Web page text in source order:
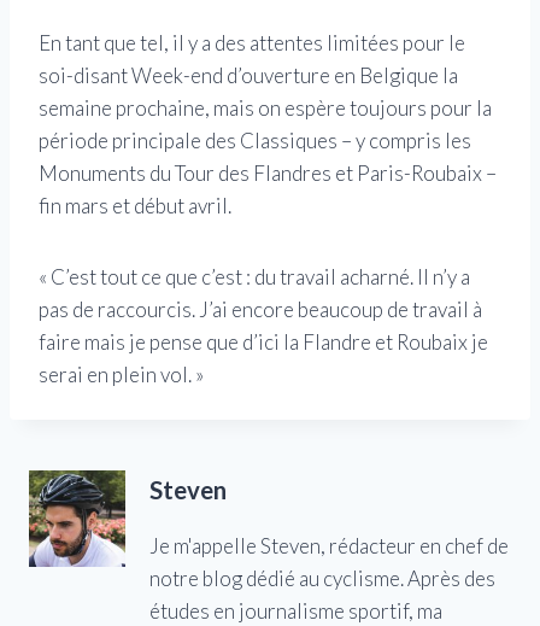
En tant que tel, il y a des attentes limitées pour le
soi-disant Week-end d’ouverture en Belgique la
semaine prochaine, mais on espère toujours pour la
période principale des Classiques – y compris les
Monuments du Tour des Flandres et Paris-Roubaix –
fin mars et début avril.
« C’est tout ce que c’est : du travail acharné. Il n’y a
pas de raccourcis. J’ai encore beaucoup de travail à
faire mais je pense que d’ici la Flandre et Roubaix je
serai en plein vol. »
Steven
Je m'appelle Steven, rédacteur en chef de
notre blog dédié au cyclisme. Après des
études en journalisme sportif, ma